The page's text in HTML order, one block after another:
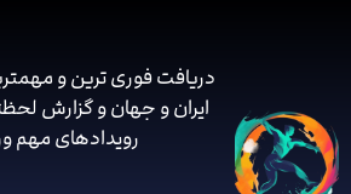
دریافت فوری ترین و
ایران و جهان و گزارش
رویدادهای مهم